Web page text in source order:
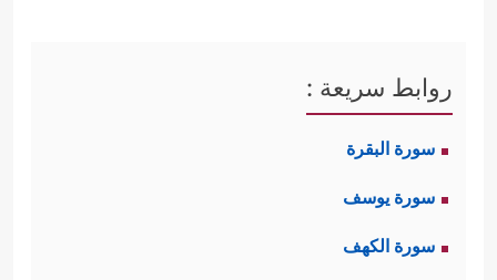
روابط سريعة :
سورة البقرة
سورة يوسف
سورة الكهف